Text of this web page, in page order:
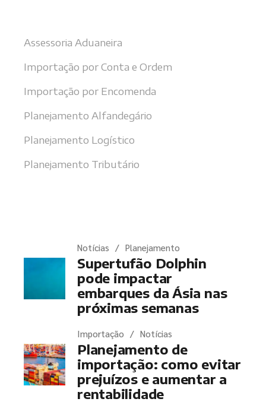
Assessoria Aduaneira
Importação por Conta e Ordem
Importação por Encomenda
Planejamento Alfandegário
Planejamento Logístico
Planejamento Tributário
Notícias Planejamento
Supertufão Dolphin
pode impactar
embarques da Ásia nas
próximas semanas
Importação Notícias
Planejamento de
importação: como evitar
prejuízos e aumentar a
rentabilidade